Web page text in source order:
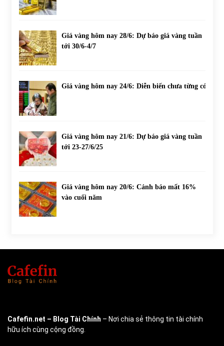
Giá vàng hôm nay 28/6: Dự báo giá vàng tuần
tới 30/6-4/7
Giá vàng hôm nay 24/6: Diễn biến chưa từng có
Giá vàng hôm nay 21/6: Dự báo giá vàng tuần
tới 23-27/6/25
Giá vàng hôm nay 20/6: Cảnh báo mất 16%
vào cuối năm
Cafefin.net – Blog Tài Chính – Nơi chia sẻ thông tin tài chính
hữu ích cùng cộng đồng.